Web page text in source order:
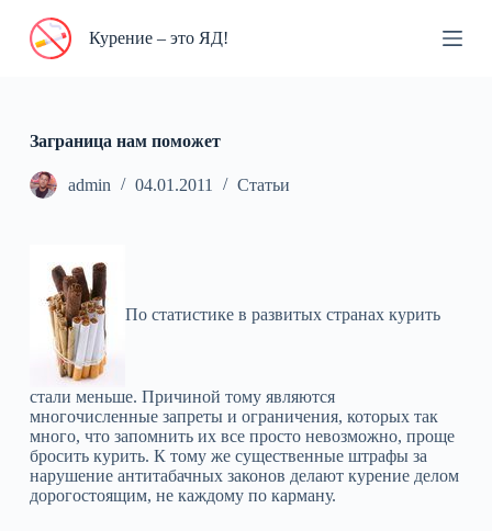
П
и
Курение – это ЯД!
Заграница нам поможет
admin 04.01.2011 Статьи
По статистике в развитых странах курить
стали меньше. Причиной тому являются
многочисленные запреты и ограничения, которых так
много, что запомнить их все просто невозможно, проще
бросить курить. К тому же существенные штрафы за
нарушение антитабачных законов делают курение делом
дорогостоящим, не каждому по карману.